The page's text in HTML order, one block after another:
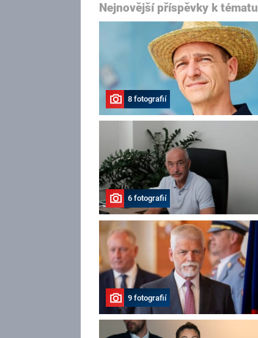
Nejnovější příspěvky k tématu
8 fotografií
6 fotografií
9 fotografií